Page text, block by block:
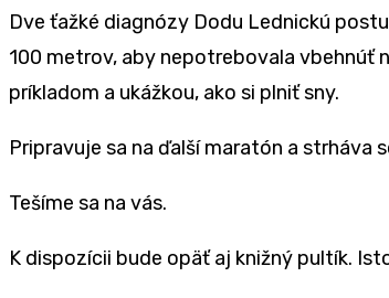
Dve ťažké diagnózy Dodu Lednickú
100 metrov, aby nepotrebovala vbehnúť
príkladom a ukážkou, ako si plniť sny.
Pripravuje sa na ďalší maratón a strháva
Tešíme sa na vás.
K dispozícii bude opäť aj knižný pultík.